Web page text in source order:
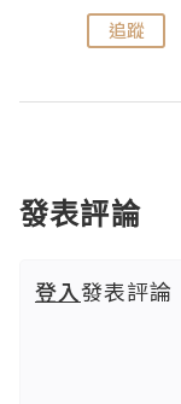
追蹤
發表評論
登入發表評論